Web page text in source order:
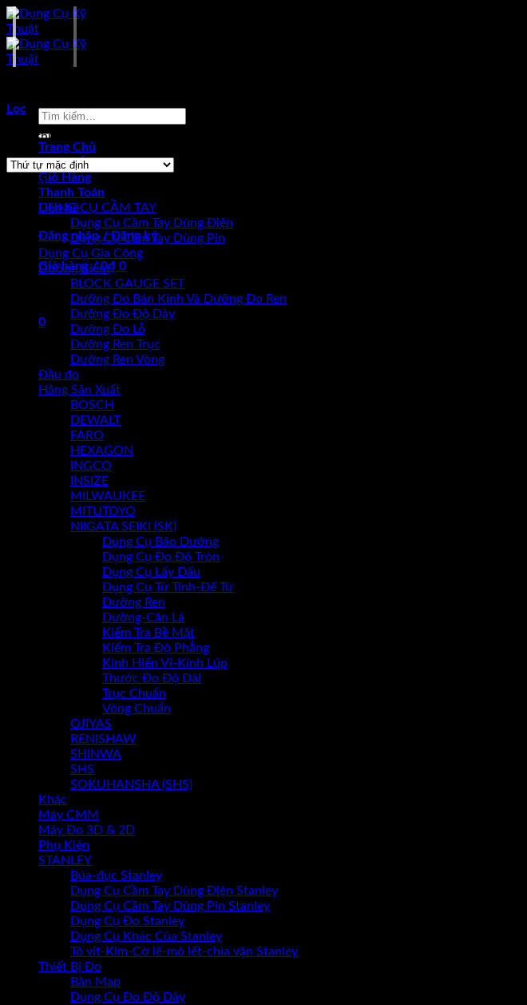
Skip
to
content
Tìm
Trang Chủ
Sản Phẩm
Giỏ Hàng
Thanh Toán
Liên hệ
Đăng nhập / Đăng ký
Giỏ hàng /0₫ 0
Chưa có sản phẩm trong giỏ hàng.
0
Giỏ hàng
Chưa có sản phẩm trong giỏ hàng.
Lọc
Hiển thị kết quả duy nhất
Browse
DỤNG CỤ CẦM TAY
Dụng Cụ Cầm Tay Dùng Điện
Dụng Cụ Cầm Tay Dùng Pin
Dụng Cụ Gia Công
Dưỡng Kiểm
BLOCK GAUGE SET
Dưỡng Đo Bán Kính Và Dưỡng Đo Ren
Dưỡng Đo Độ Dày
Dưỡng Đo Lỗ
Dưỡng Ren Trục
Dưỡng Ren Vòng
Đầu đo
Hãng Sản Xuất
BOSCH
DEWALT
FARO
HEXAGON
INGCO
INSIZE
MILWAUKEE
MITUTOYO
NIIGATA SEIKI (SK)
Dụng Cụ Bảo Dưỡng
Dụng Cụ Đo Độ Tròn
Dụng Cụ Lấy Dấu
Dụng Cụ Từ Tính-Đế Từ
Dưỡng Ren
Dưỡng-Căn Lá
Kiểm Tra Bề Mặt
Kiểm Tra Độ Phẳng
Kính Hiển Vi-Kính Lúp
Thước Đo Độ Dài
Trục Chuẩn
Vòng Chuẩn
OJIYAS
RENISHAW
SHINWA
SHS
SOKUHANSHA (SHS)
Khác
Máy CMM
Máy Đo 3D & 2D
Phụ Kiện
STANLEY
Búa-đục Stanley
Dụng Cụ Cầm Tay Dùng Điện Stanley
Dụng Cụ Cầm Tay Dùng Pin Stanley
Dụng Cụ Đo Stanley
Dụng Cụ Khác Của Stanley
Tô vit-Kìm-Cờ lê-mỏ lết-chìa vặn Stanley
Thiết Bị Đo
Bàn Map
Dụng Cụ Đo Độ Dày